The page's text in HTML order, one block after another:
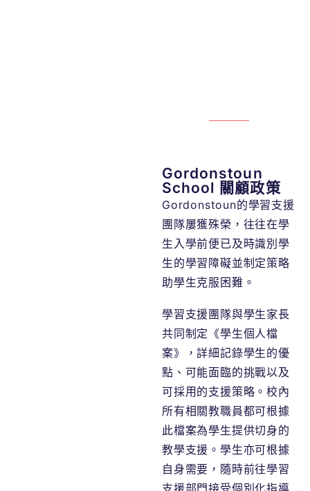
Gordonstoun
School 關顧政策
Gordonstoun的學習支援
團隊屢獲殊榮，往往在學
生入學前便已及時識別學
生的學習障礙並制定策略
助學生克服困難。
學習支援團隊與學生家長
共同制定《學生個人檔
案》，詳細記錄學生的優
點、可能面臨的挑戰以及
可採用的支援策略。校內
所有相關教職員都可根據
此檔案為學生提供切身的
教學支援。學生亦可根據
自身需要，隨時前往學習
支援部門接受個別化指導